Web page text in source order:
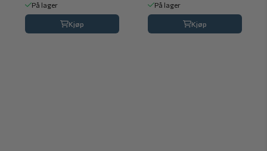
På lager
Kjøp
På lager
Kjøp